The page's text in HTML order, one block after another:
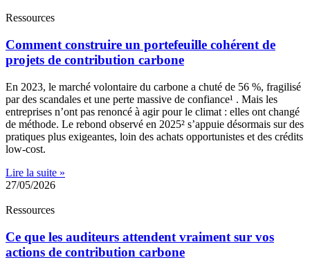
Ressources
Comment construire un portefeuille cohérent de
projets de contribution carbone
En 2023, le marché volontaire du carbone a chuté de 56 %, fragilisé
par des scandales et une perte massive de confiance¹ . Mais les
entreprises n’ont pas renoncé à agir pour le climat : elles ont changé
de méthode. Le rebond observé en 2025² s’appuie désormais sur des
pratiques plus exigeantes, loin des achats opportunistes et des crédits
low-cost.
Lire la suite »
27/05/2026
Ressources
Ce que les auditeurs attendent vraiment sur vos
actions de contribution carbone